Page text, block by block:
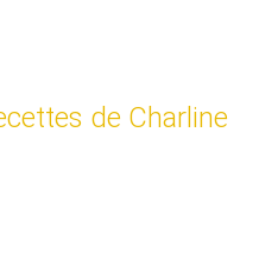
de Charline